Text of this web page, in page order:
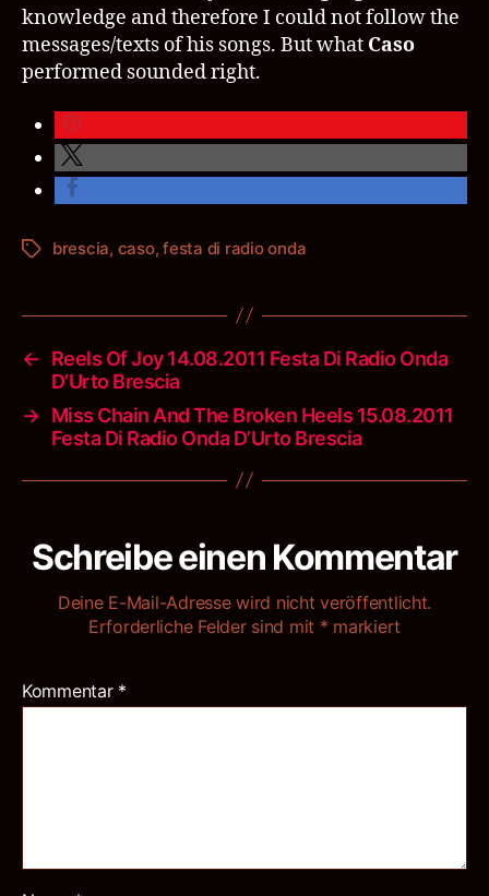
knowledge and therefore I could not follow the
messages/texts of his songs. But what Caso
performed sounded right.
Schlagwörter
brescia, caso,festa di radio onda
←
Reels Of Joy 14.08.2011 Festa Di Radio Onda
D’Urto Brescia
→ Miss Chain And The Broken Heels 15.08.2011
Festa Di Radio Onda D’Urto Brescia
Schreibe einen Kommentar
Deine E-Mail-Adresse wird nicht veröffentlicht.
Erforderliche Felder sind mit * markiert
Kommentar *